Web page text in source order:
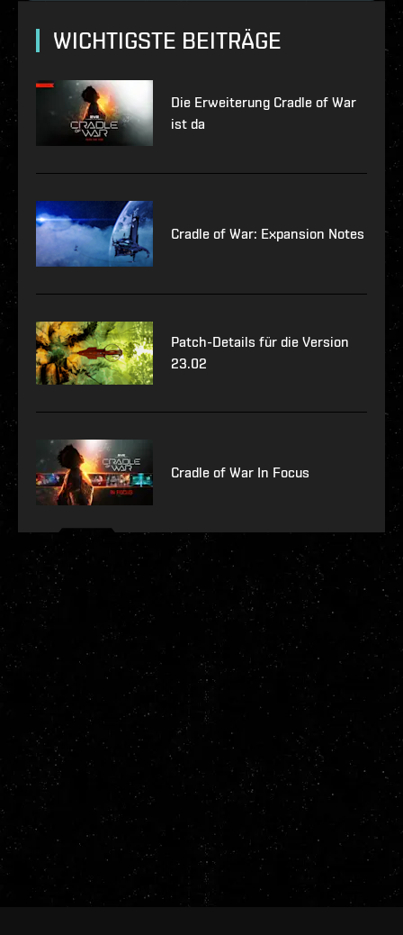
WICHTIGSTE BEITRÄGE
Die Erweiterung Cradle of War
ist da
Cradle of War: Expansion Notes
Patch-Details für die Version
23.02
Cradle of War In Focus